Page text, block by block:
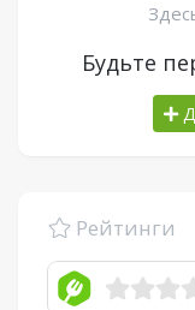
Будьте
Рейтинги